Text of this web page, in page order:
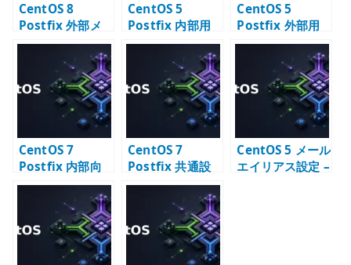
CentOS 8
Postfix 外部メ
ールサーバー –
公開 MTA の基本
CentOS 5
Postfix 内部用
メールサーバー
構築 – LAN 内配
送の基本
CentOS 5
Postfix 外部用
メールサーバー
構築 – インター
ネット配送の基
本
CentOS 7
Postfix 内部向
け SMTP サーバ
ー構築 – relay
と配送設計
CentOS 7
Postfix 共通設
定 – メールサー
バーの基本パラ
CentOS 5 メール
エイリアス設定 –